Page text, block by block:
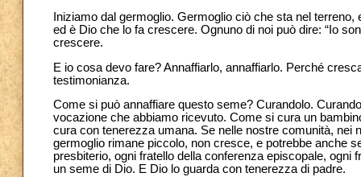
Iniziamo dal germoglio. Germoglio ciò che sta nel
ed è Dio che lo fa crescere. Ognuno di noi può dire: “Io
crescere.
E io cosa devo fare? Annaffiarlo, annaffiarlo. Perché
testimonianza.
Come si può annaffiare questo seme? Curandolo.
vocazione che abbiamo ricevuto. Come si cura un
cura con tenerezza umana. Se nelle nostre comunità,
germoglio rimane piccolo, non cresce, e potrebbe anche
presbiterio, ogni fratello della conferenza episcopale,
un seme di Dio. E Dio lo guarda con tenerezza di padre.